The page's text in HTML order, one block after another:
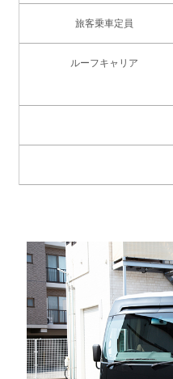
旅客乗車定員
ルーフキャリア